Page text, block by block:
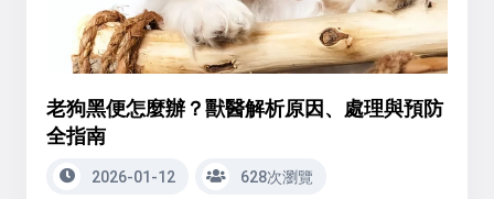
老狗黑便怎麼辦？獸醫解析原因、處理與預防
全指南
2026-01-12 628次瀏覽